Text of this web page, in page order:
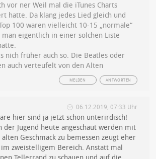
vor ner Weil mal die iTunes Charts
hatte. Da klang jedes Lied gleich und
100 waren vielleicht 10-15 „normale“
eigentlich in einer solchen Liste
nich früher auch so. Die Beatles oder
auch verteufelt von den Alten
ANTWORTEN
MELDEN
06.12.2019, 07:33 Uhr
hier sind ja jetzt schon unterirdisch!
der Jugend heute angeschaut werden mit
Geschmack zu bemessen zeugt eher
zweistelligem Bereich. Anstatt mal